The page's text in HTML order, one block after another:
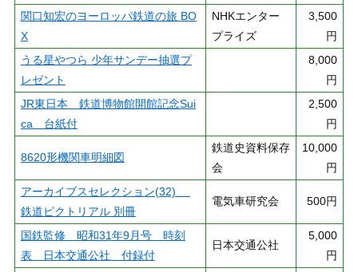
関口知宏のヨーロッパ鉄道の旅 BO
X
NHKエンター
プライズ
3,500
円
うる星やつら 少年サンデー抽選プ
レゼント
8,000
円
JR東日本 鉄道博物館開館記念Sui
ca 台紙付
2,500
円
8620形機関車明細図
鉄道史資料保存
会
10,000
円
アーカイブスセレクション(32)
鉄道ピクトリアル 別冊
電気車研究会 500円
国鉄監修 昭和31年9月号 時刻
表 日本交通公社 付録付
日本交通公社
5,000
円